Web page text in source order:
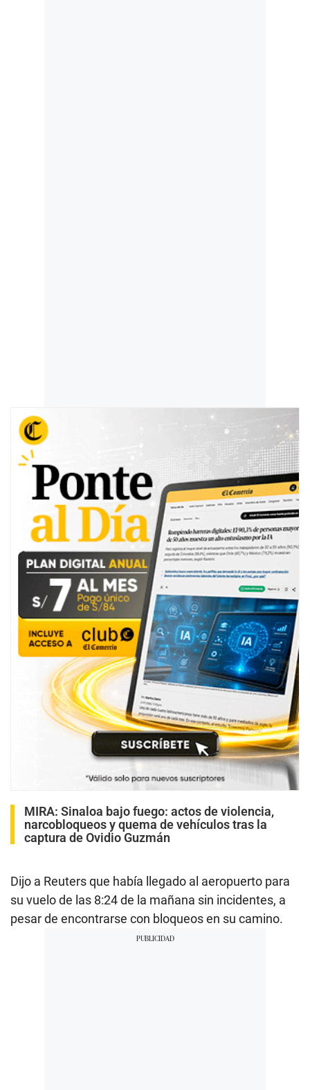
MIRA: Sinaloa bajo fuego: actos de violencia,
narcobloqueos y quema de vehículos tras la
captura de Ovidio Guzmán
Dijo a Reuters que había llegado al aeropuerto para
su vuelo de las 8:24 de la mañana sin incidentes, a
pesar de encontrarse con bloqueos en su camino.